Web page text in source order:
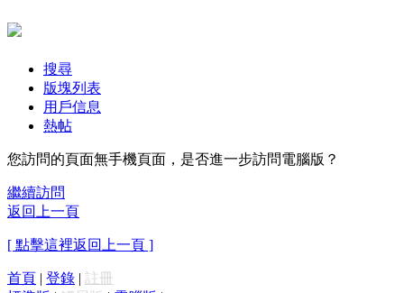
搜尋
版塊列表
用戶信息
熱帖
您訪問的頁面無手機頁面，是否進一步訪問電腦版？
繼續訪問
返回上一頁
[ 點擊這裡返回上一頁 ]
首頁 | 登錄 | 註冊